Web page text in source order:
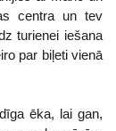
centra un tev
turienei iešana
par biļeti vienā
ēka, lai gan,